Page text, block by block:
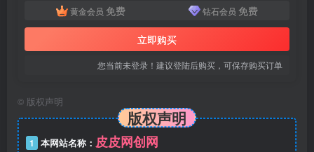
黄金会员 免费 钻石会员 免费
立即购买
您当前未登录！建议登陆后购买，可保存购买订单
© 版权声明
版权声明
1 本网站名称： 皮皮网创网